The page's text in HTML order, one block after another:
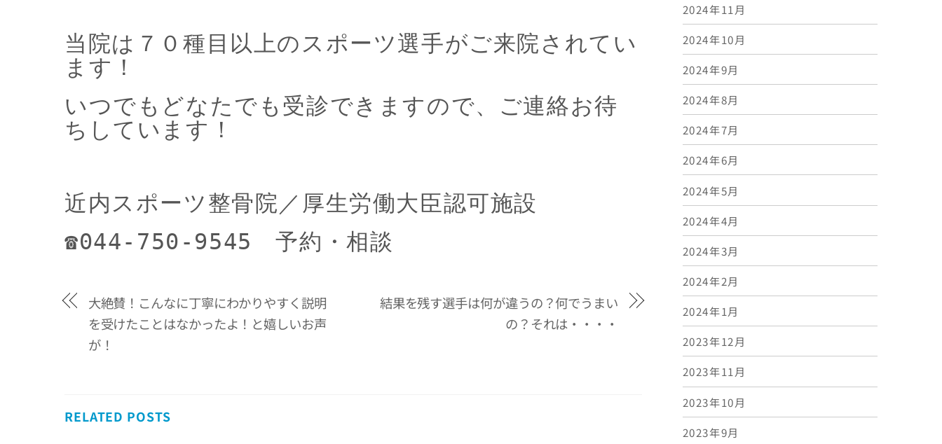
当院は７０種目以上のスポーツ選手がご来院されてい
ます！
いつでもどなたでも受診できますので、ご連絡お待
ちしています！
近内スポーツ整骨院／厚生労働大臣認可施設
☎044-750-9545 予約・相談
大絶賛！こんなに丁寧にわかりやすく説明
を受けたことはなかったよ！と嬉しいお声
が！
結果を残す選手は何が違うの？何でうまい
の？それは・・・・
RELATED POSTS
2024年11月
2024年10月
2024年9月
2024年8月
2024年7月
2024年6月
2024年5月
2024年4月
2024年3月
2024年2月
2024年1月
2023年12月
2023年11月
2023年10月
2023年9月